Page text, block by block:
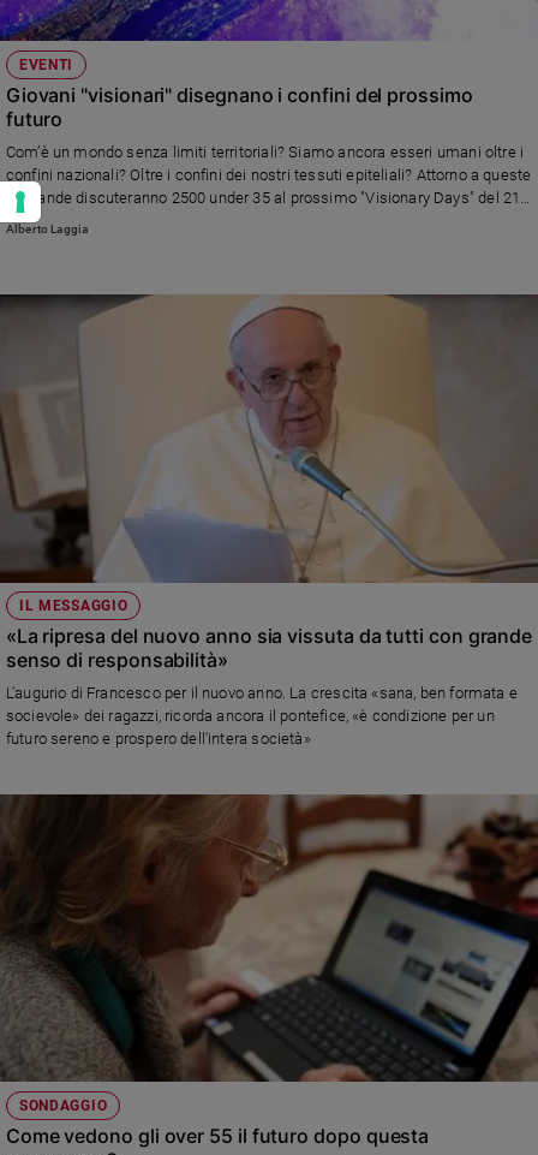
EVENTI
Giovani "visionari" disegnano i confini del prossimo
futuro
Com’è un mondo senza limiti territoriali? Siamo ancora esseri umani oltre i
confini nazionali? Oltre i confini dei nostri tessuti epiteliali? Attorno a queste
domande discuteranno 2500 under 35 al prossimo "Visionary Days" del 21
novembre: dieci ore di brainstorming continuo, tra centinaia di tavole
Alberto Laggia
IL MESSAGGIO
«La ripresa del nuovo anno sia vissuta da tutti con grande
senso di responsabilità»
L'augurio di Francesco per il nuovo anno. La crescita «sana, ben formata e
socievole» dei ragazzi, ricorda ancora il pontefice, «è condizione per un
futuro sereno e prospero dell'intera società»
SONDAGGIO
Come vedono gli over 55 il futuro dopo questa